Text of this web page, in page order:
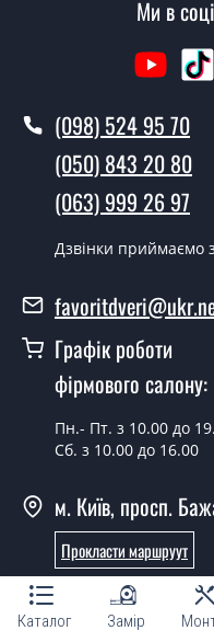
Каталог Замір
У той самий день
наявності їх на складі,
Чи можна на
Так можна.
У вас є в
дверей.
Від 5200 грн.
Потрібні
що
Ми в
(098) 524 95 70
(050) 843 20 80
(063) 999 26 97
Дзвінки приймаємо
Графік роботи
фірмового салону:
Пн.- Пт. з 10.00 до
Сб. з 10.00 до 16.00
м. Київ, просп.
Прокласти маршруут
Онлайн консультант